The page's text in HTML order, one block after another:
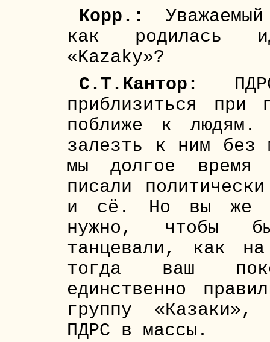
Корр.:
как родилась
«Kazaky»?
С.Т.Кантор:
приблизиться при
поближе к
залезть к ним
мы долгое время
писали
и сё. Но вы же
нужно, чтобы
танцевали, как
тогда ваш
единственно
группу «Казаки»,
ПДРС в массы.